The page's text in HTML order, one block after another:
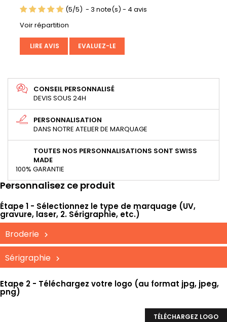
(5/5) - 3 note(s) - 4 avis
Voir répartition
LIRE AVIS EVALUEZ-LE
CONSEIL PERSONNALISÉ
DEVIS SOUS 24H
PERSONNALISATION
DANS NOTRE ATELIER DE MARQUAGE
TOUTES NOS PERSONNALISATIONS SONT SWISS
MADE
100% GARANTIE
Personnalisez ce produit
Étape 1 - Sélectionnez le type de marquage (UV,
gravure, laser, 2. Sérigraphie, etc.)
Broderie
Sérigraphie
Etape 2 - Téléchargez votre logo (au format jpg, jpeg,
png)
TÉLÉCHARGEZ LOGO